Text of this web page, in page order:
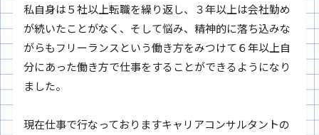
私自身は５社以上転職を繰り返し、３年以上は会社勤め
が続いたことがなく、そして悩み、精神的に落ち込みな
がらもフリーランスという働き方をみつけて６年以上自
分にあった働き方で仕事をすることができるようになり
ました。
現在仕事で行なっておりますキャリアコンサルタントの